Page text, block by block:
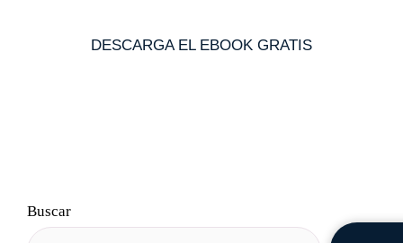
DESCARGA EL EBOOK GRATIS
Buscar